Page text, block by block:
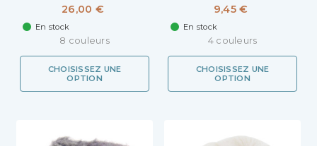
26,00 €
En stock
8 couleurs
CHOISISSEZ UNE
OPTION
9,45 €
En stock
4 couleurs
CHOISISSEZ UNE
OPTION